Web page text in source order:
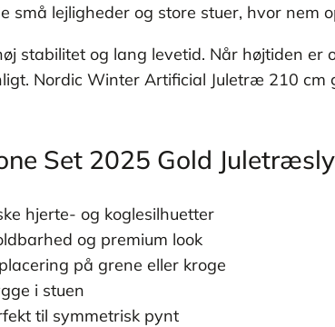
lejligheder og store stuer, hvor nem
stabilitet og lang levetid. Når højtiden
Nordic Winter Artificial Juletræ 210
Set 2025 Gold
hjerte- og koglesilhuetter
og premium look
på grene eller kroge
i stuen
til symmetrisk pynt